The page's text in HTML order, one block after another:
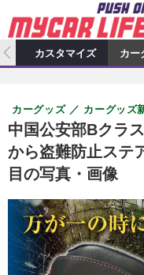
カーオーディオ
プロショップ検索
カーオーディオニュー
その他
カスタマイズ特集記事
カスタマイズニュース
カーグッズ
カーグッズ特集記事
カーグッズニュース
自動車
スクープ
カスタマイズ カー
中国公安部Bクラ
から盗難防止ステ
目の写真・画像
カーグッズ カーグッズ